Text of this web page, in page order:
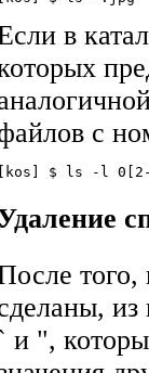
в
с
[kos] $ ls -l
того,
из
и ",